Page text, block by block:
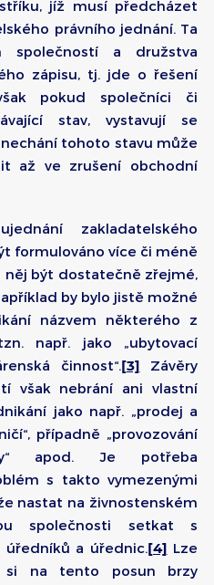
jíž musí předcházet
právního jednání. Ta
společností a družstva
zápisu, tj. jde o řešení
pokud společníci či
stav, vystavují se
tohoto stavu může
až ve zrušení obchodní
zakladatelského
formulováno více či méně
něj být dostatečně zřejmé,
by bylo jistě možné
názvem některého z
např. jako „ubytovací
činnost“.[3] Závěry
však nebrání ani vlastní
jako např. „prodej a
případně „provozování
apod. Je potřeba
s takto vymezenými
nastat na živnostenském
společnosti setkat s
úředníků a úřednic.[4] Lze
si na tento posun brzy